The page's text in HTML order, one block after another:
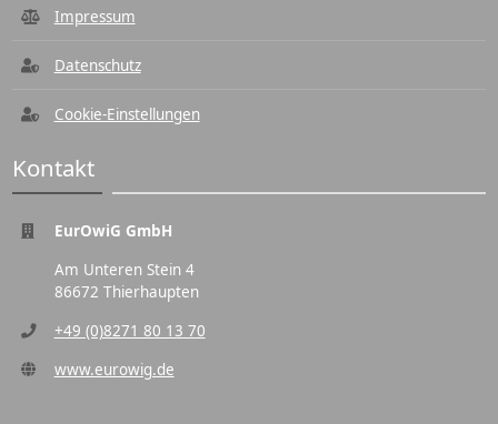
Impressum
Datenschutz
Cookie-Einstellungen
Kontakt
EurOwiG GmbH
Am Unteren Stein 4
86672 Thierhaupten
+49 (0)8271 80 13 70
www.eurowig.de